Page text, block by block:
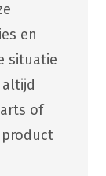
en
situatie
altijd
of